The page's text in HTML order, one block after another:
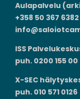
Aulapalvelu
+358 50 367 6382
ISS
puh. 0200 155 00
X-SEC
puh. 010 571 0126